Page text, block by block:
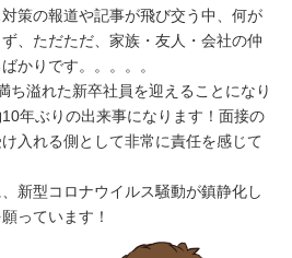
策の報道や記事が飛び交う中、何が
、ただただ、家族・友人・会社の仲
かりです。。。。。
ち溢れた新卒社員を迎えることになり
年ぶりの出来事になります！面接の
入れる側として非常に責任を感じて
新型コロナウイルス騒動が鎮静化し
っています！